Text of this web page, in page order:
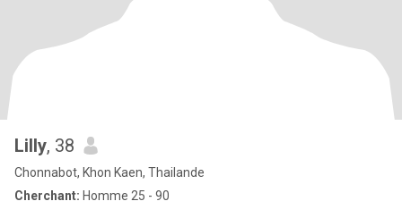
Lilly, 38
Chonnabot, Khon Kaen, Thailande
Cherchant: Homme 25 - 90